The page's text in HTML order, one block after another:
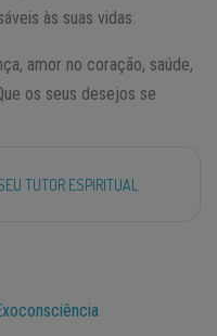
às suas vidas.
amor no coração, saúde,
os seus desejos se
TUTOR ESPIRITUAL